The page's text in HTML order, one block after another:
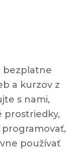
bezplatne
a kurzov z
s nami,
prostriedky,
používať